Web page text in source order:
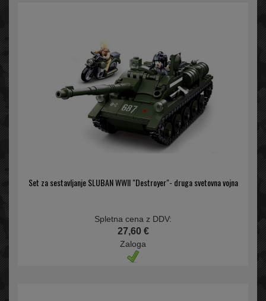
Set za sestavljanje SLUBAN WWII "Destroyer"- druga svetovna vojna
Spletna cena z DDV:
27,60 €
Zaloga